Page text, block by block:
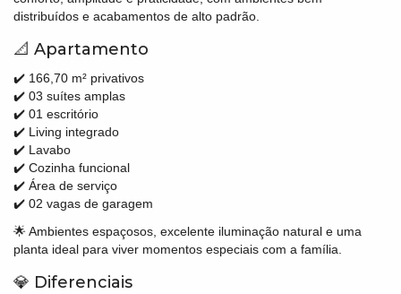
distribuídos e acabamentos de alto padrão.
📐 Apartamento
✔️ 166,70 m² privativos
✔️ 03 suítes amplas
✔️ 01 escritório
✔️ Living integrado
✔️ Lavabo
✔️ Cozinha funcional
✔️ Área de serviço
✔️ 02 vagas de garagem
🌟 Ambientes espaçosos, excelente iluminação natural e uma
planta ideal para viver momentos especiais com a família.
💎 Diferenciais